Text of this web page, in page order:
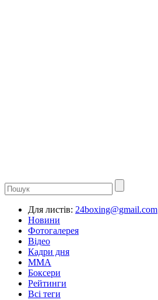
Для листів: 24boxing@gmail.com
Новини
Фотогалерея
Відео
Кадри дня
ММА
Боксери
Рейтинги
Всі теги